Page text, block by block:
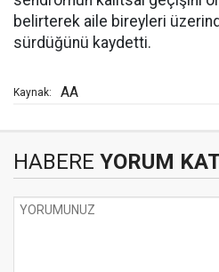
belirterek aile bireyleri
sürdüğünü kaydetti.
Kaynak: AA
HABERE YORUM